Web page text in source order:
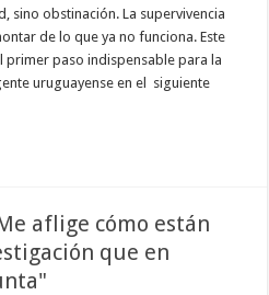
sino obstinación. La supervivencia
de lo que ya no funciona. Este
primer paso indispensable para la
uruguayense en el siguiente
aflige cómo están
que en